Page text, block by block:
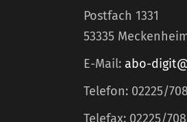
Postfach 1331
53335
E-Mail: abo-
Telefon: 02225/
Telefax: 02225/